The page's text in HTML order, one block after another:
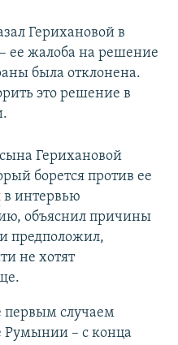
Герихановой в
ее жалоба на решение
была отклонена.
это решение в
Герихановой
борется против ее
в интервью
объяснил причины
предположил,
не хотят
первым случаем
Румынии – с конца